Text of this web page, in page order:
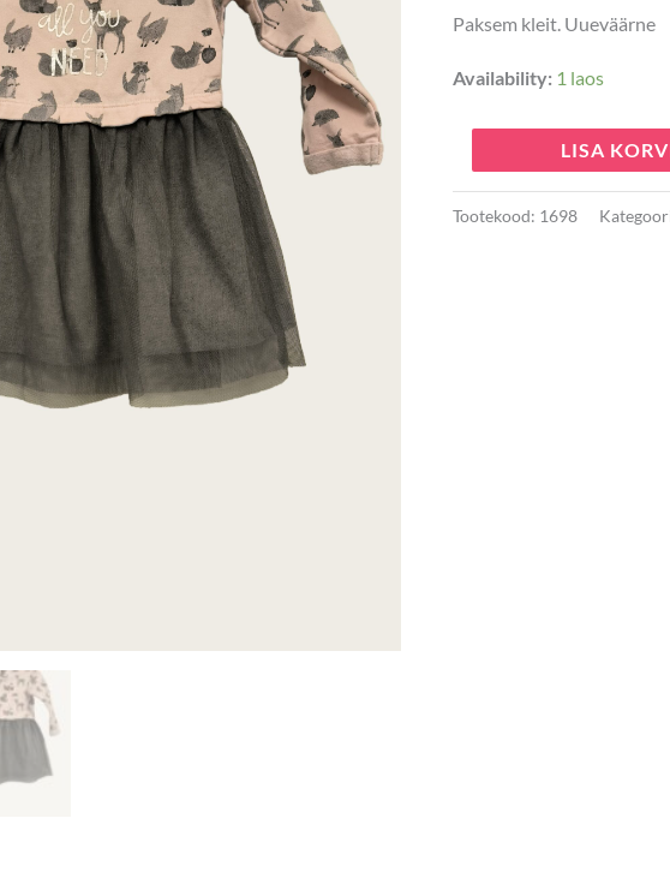
Paksem kleit. Uueväärne
Availability: 1 laos
LISA
Tootekood: 1698